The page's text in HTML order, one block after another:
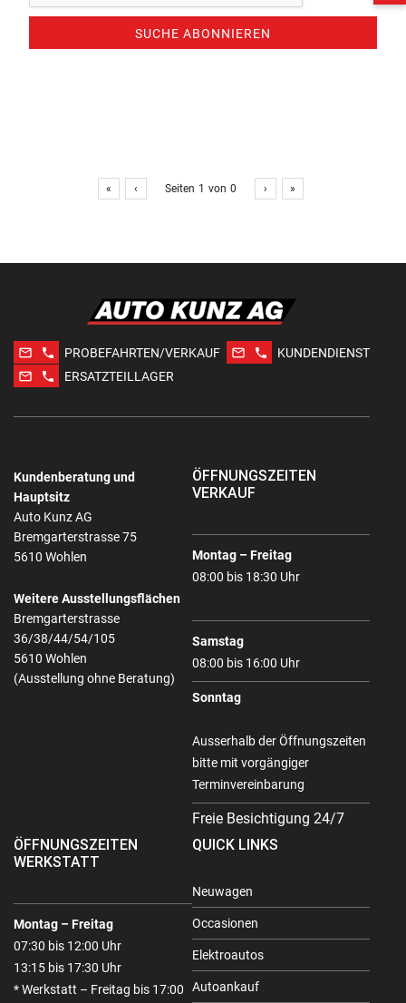
SUCHE ABONNIEREN
« ‹ Seiten 1 von 0 › »
mail_outline phone PROBEFAHRTEN/VERKAUF mail_outline phone
KUNDENDIENST
mail_outline
phone ERSATZTEILLAGER
Kundenberatung und
Hauptsitz
Auto Kunz AG
Bremgarterstrasse 75
5610 Wohlen
Weitere Ausstellungsflächen
Bremgarterstrasse
36/38/44/54/105
5610 Wohlen
(Ausstellung ohne Beratung)
ÖFFNUNGSZEITEN
VERKAUF
Montag – Freitag
08:00 bis 18:30 Uhr
Samstag
08:00 bis 16:00 Uhr
Sonntag
Ausserhalb der Öffnungszeiten
bitte mit vorgängiger
Terminvereinbarung
Freie Besichtigung 24/7
ÖFFNUNGSZEITEN
WERKSTATT
Montag – Freitag
07:30 bis 12:00 Uhr
13:15 bis 17:30 Uhr
* Werkstatt – Freitag bis 17:00
QUICK LINKS
Neuwagen
Occasionen
Elektroautos
Autoankauf